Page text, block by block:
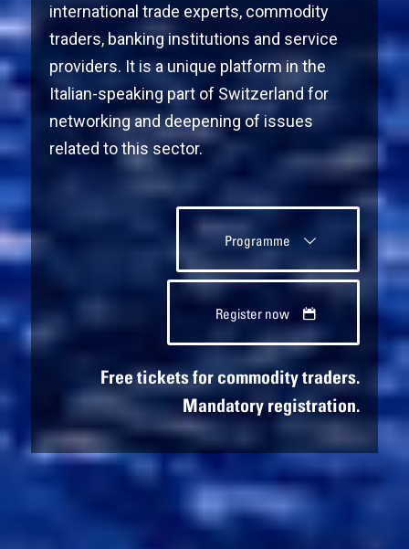
international trade experts, commodity
traders, banking institutions and service
providers. It is a unique platform in the
Italian-speaking part of Switzerland for
networking and deepening of issues
related to this sector.
Programme
Register now
Free tickets for commodity traders.
Mandatory registration.